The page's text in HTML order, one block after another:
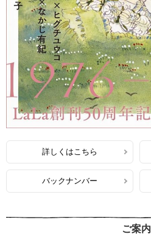
詳しくはこちら
バックナンバー
ご案内